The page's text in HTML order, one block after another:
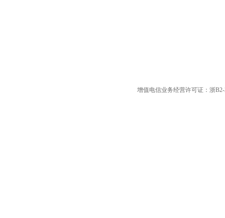
增值电信业务经营许可证：浙